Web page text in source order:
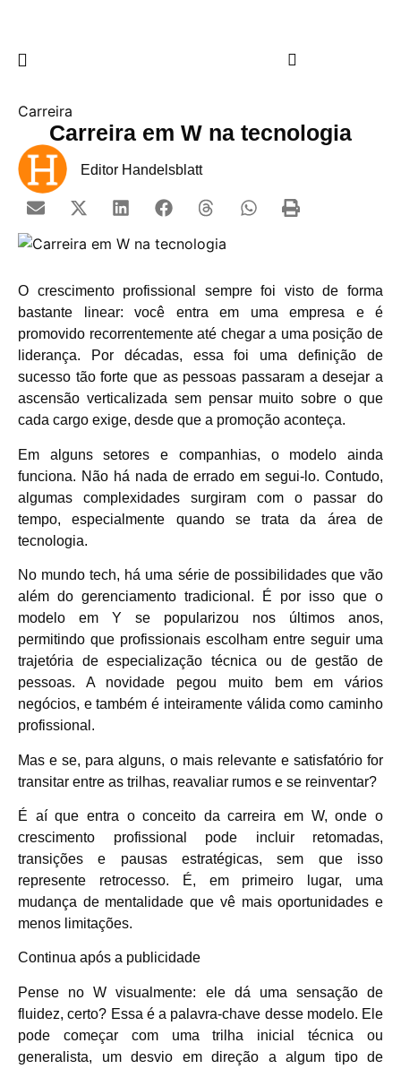
Carreira
Carreira em W na tecnologia
Editor Handelsblatt
O crescimento profissional sempre foi visto de forma
bastante linear: você entra em uma empresa e é
promovido recorrentemente até chegar a uma posição de
liderança. Por décadas, essa foi uma definição de
sucesso tão forte que as pessoas passaram a desejar a
ascensão verticalizada sem pensar muito sobre o que
cada cargo exige, desde que a promoção aconteça.
Em alguns setores e companhias, o modelo ainda
funciona. Não há nada de errado em segui-lo. Contudo,
algumas complexidades surgiram com o passar do
tempo, especialmente quando se trata da área de
tecnologia.
No mundo tech, há uma série de possibilidades que vão
além do gerenciamento tradicional. É por isso que o
modelo em Y se popularizou nos últimos anos,
permitindo que profissionais escolham entre seguir uma
trajetória de especialização técnica ou de gestão de
pessoas. A novidade pegou muito bem em vários
negócios, e também é inteiramente válida como caminho
profissional.
Mas e se, para alguns, o mais relevante e satisfatório for
transitar entre as trilhas, reavaliar rumos e se reinventar?
É aí que entra o conceito da carreira em W, onde o
crescimento profissional pode incluir retomadas,
transições e pausas estratégicas, sem que isso
represente retrocesso. É, em primeiro lugar, uma
mudança de mentalidade que vê mais oportunidades e
menos limitações.
Continua após a publicidade
Pense no W visualmente: ele dá uma sensação de
fluidez, certo? Essa é a palavra-chave desse modelo. Ele
pode começar com uma trilha inicial técnica ou
generalista, um desvio em direção a algum tipo de